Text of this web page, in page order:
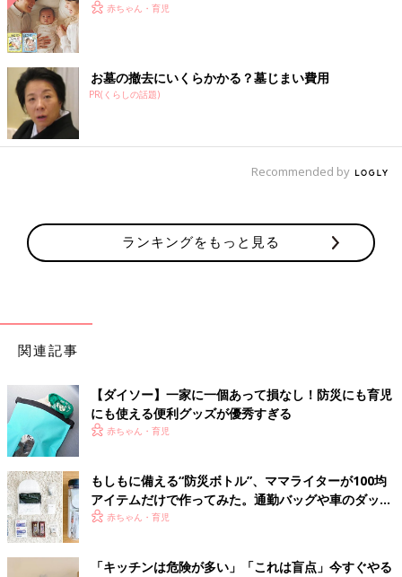
赤ちゃん・育児
お墓の撤去にいくらかかる？墓じまい費用
PR(くらしの話題)
Recommended by
ランキングをもっと見る
関連記事
【ダイソー】一家に一個あって損なし！防災にも育児
にも使える便利グッズが優秀すぎる
赤ちゃん・育児
もしもに備える“防災ボトル”、ママライターが100均
アイテムだけで作ってみた。通勤バッグや車のダッシ
ュボードに
赤ちゃん・育児
「キッチンは危険が多い」「これは盲点」今すぐやる